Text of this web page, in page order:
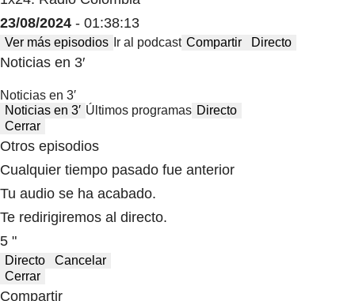
23/08/2024 - 01:38:13
Ver más episodios Ir al podcast Compartir Directo
Noticias en 3′
Noticias en 3′
Noticias en 3′ Últimos programas Directo
Cerrar
Otros episodios
Cualquier tiempo pasado fue anterior
Tu audio se ha acabado.
Te redirigiremos al directo.
5 "
Directo
Cancelar
Cerrar
Compartir